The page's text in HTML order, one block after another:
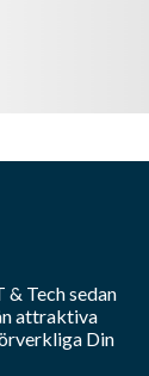
& Techsedan
attraktiva
Din